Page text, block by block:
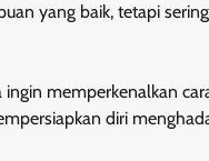
yang baik, tetapi
ingin memperkenalkan
diri